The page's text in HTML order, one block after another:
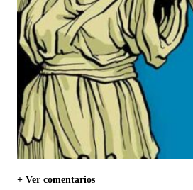
+ Ver comentarios